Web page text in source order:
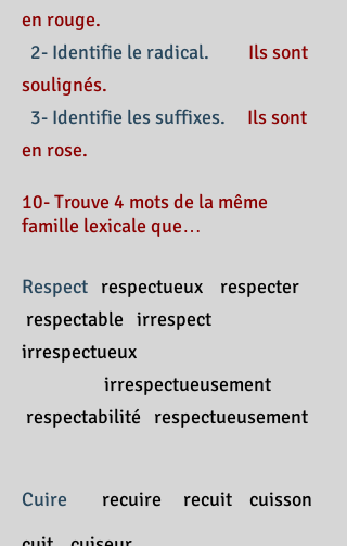
en rouge.
2- Identifie le radical. Ils sont
soulignés.
3- Identifie les suffixes. Ils sont
en rose.
10- Trouve 4 mots de la même
famille lexicale que…
Respect respectueux respecter
respectable irrespect
irrespectueux
irrespectueusement
respectabilité respectueusement
Cuire recuire recuit cuisson